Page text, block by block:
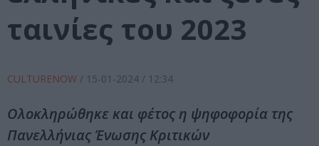
ταινίες του 2023
CULTURENOW / 15-01-2024 / 12:34
Ολοκληρώθηκε και φέτος η ψηφοφορία της
Πανελλήνιας Ένωσης Κριτικών